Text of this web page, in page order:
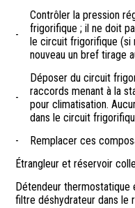
-
Contrôler la pression
frigorifique ; il ne doit
le circuit frigorifique
nouveau un bref tirage
-
Déposer du circuit
raccords menant à la
pour climatisation.
dans le circuit
-
Remplacer ces
Étrangleur et réservoir
Détendeur
filtre déshydrateur dans le